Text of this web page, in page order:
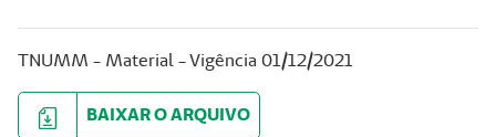
TNUMM - Material - Vigência 01/12/2021
BAIXAR O ARQUIVO